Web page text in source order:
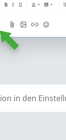
in den